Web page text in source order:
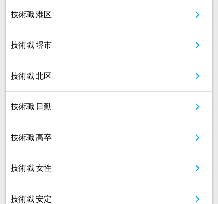
技術職 港区
技術職 堺市
技術職 北区
技術職 日勤
技術職 高卒
技術職 女性
技術職 安定